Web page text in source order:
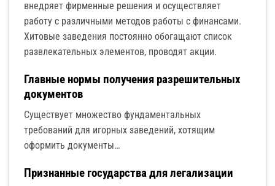
внедряет фирменные решения и осуществляет
работу с различными методов работы с финансами.
Хитовые заведения постоянно обогащают список
развлекательных элементов, проводят акции.
Главные нормы получения разрешительных
документов
Существует множество фундаментальных
требований для игорных заведений, хотящим
оформить документы…
Признанные государства для легализации